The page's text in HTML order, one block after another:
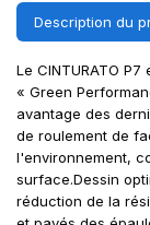
Description du
Le CINTURATO
« Green
avantage des
de roulement de
l'environnement,
surface.Dessin
réduction de la